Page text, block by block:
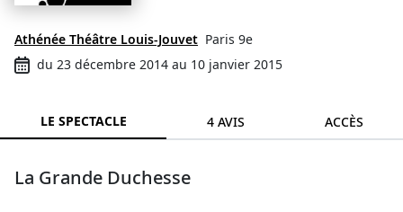
Athénée Théâtre Louis-Jouvet Paris 9e
du 23 décembre 2014 au 10 janvier 2015
LE SPECTACLE 4 AVIS ACCÈS
La Grande Duchesse